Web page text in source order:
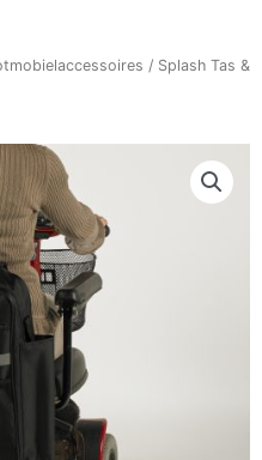
/ Splash Tas &